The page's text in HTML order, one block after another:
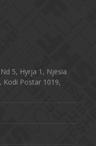
5, Hyrja 1, Njësia
Kodi Postar 1019,